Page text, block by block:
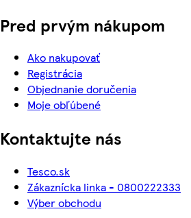
Pred prvým nákupom
Ako nakupovať
Registrácia
Objednanie doručenia
Moje obľúbené
Kontaktujte nás
Tesco.sk
Zákaznícka linka - 0800222333
Výber obchodu